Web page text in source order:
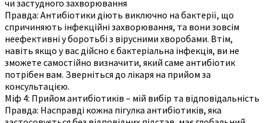
чи застудного захворювання
Правда: Антибіотики діють виключно на бактерії, що
спричиняють інфекційні захворювання, та вони зовсім
неефективні у боротьбі з вірусними хворобами. Втім,
навіть якщо у вас дійсно є бактеріальна інфекція, ви не
зможете самостійно визначити, який саме антибіотик
потрібен вам. Зверніться до лікаря на прийом за
консультацією.
Міф 4: Прийом антибіотиків – мій вибір та відповідальність
Правда: Насправді кожна пігулка антибіотиків, яка